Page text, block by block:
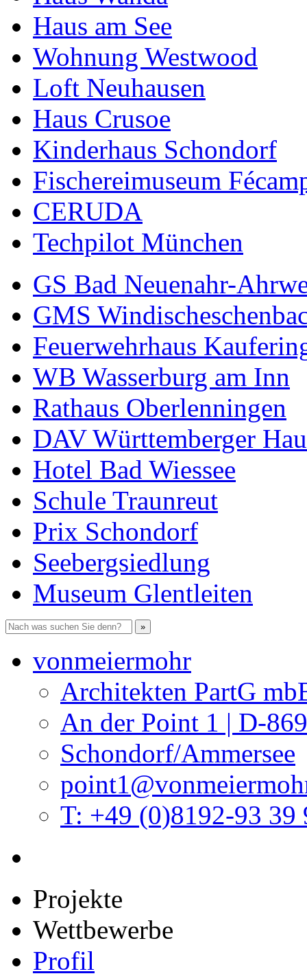
Haus am See
Wohnung Westwood
Loft Neuhausen
Haus Crusoe
Kinderhaus Schondorf
Fischereimuseum
CERUDA
Techpilot München
GS Bad Neuenahr-
GMS
Feuerwehrhaus
WB Wasserburg am Inn
Rathaus Oberlenningen
DAV Württemberger
Hotel Bad Wiessee
Schule Traunreut
Prix Schondorf
Seebergsiedlung
Museum Glentleiten
vonmeiermohr
Architekten PartG
An der Point 1 | D-
Schondorf/Ammersee
T: +49 (0)8192-93 39
Projekte
Wettbewerbe
Profil